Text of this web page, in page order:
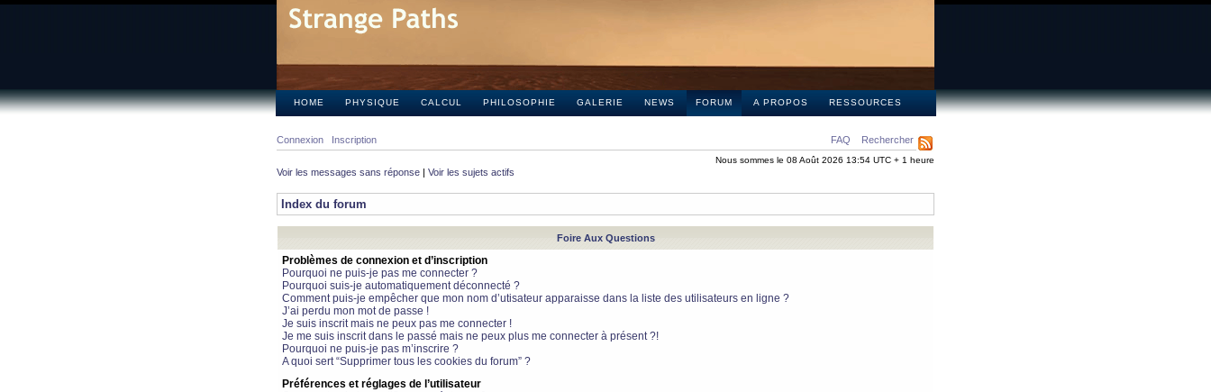
HOME PHYSIQUE CALCUL PHILOSOPHIE GALERIE NEWS FORUM A PROPOS RESSOURCES
FAQ Rechercher
Connexion Inscription
Nous sommes le 08 Août 2026 13:54 UTC + 1 heure
Voir les messages sans réponse | Voir les sujets actifs
Index du forum
Foire Aux Questions
Problèmes de connexion et d’inscription
Pourquoi ne puis-je pas me connecter ?
Pourquoi suis-je automatiquement déconnecté ?
Comment puis-je empêcher que mon nom d’utisateur apparaisse dans la liste des utilisateurs en ligne ?
J’ai perdu mon mot de passe !
Je suis inscrit mais ne peux pas me connecter !
Je me suis inscrit dans le passé mais ne peux plus me connecter à présent ?!
Pourquoi ne puis-je pas m’inscrire ?
A quoi sert “Supprimer tous les cookies du forum” ?
Préférences et réglages de l’utilisateur